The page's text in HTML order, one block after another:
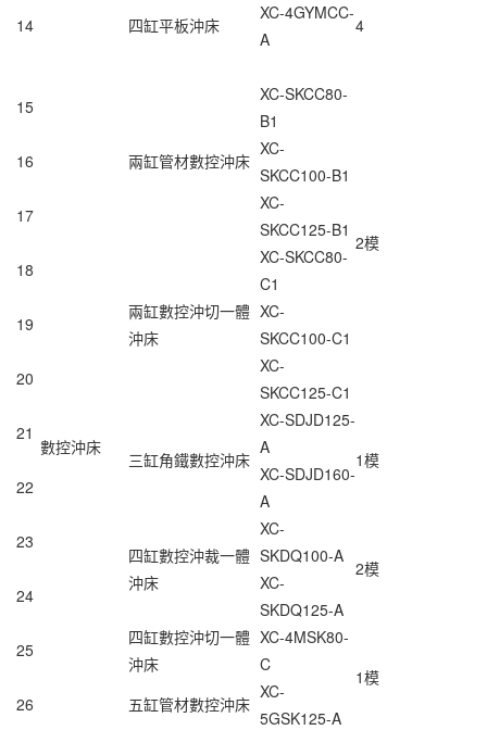
14 四缸平板沖床
XC-4GYMCC-
A
4
15
數控沖床
兩缸管材數控沖床
XC-SKCC80-
B1
2模
16
XC-
SKCC100-B1
17
XC-
SKCC125-B1
18
兩缸數控沖切一體
沖床
XC-SKCC80-
C1
19
XC-
SKCC100-C1
20
XC-
SKCC125-C1
21
三缸角鐵數控沖床
XC-SDJD125-
A
1模
22
XC-SDJD160-
A
23
四缸數控沖裁一體
沖床
XC-
SKDQ100-A
2模
24
XC-
SKDQ125-A
25
四缸數控沖切一體
沖床
XC-4MSK80-
C
1模
26
五缸管材數控沖床
XC-
5GSK125-A